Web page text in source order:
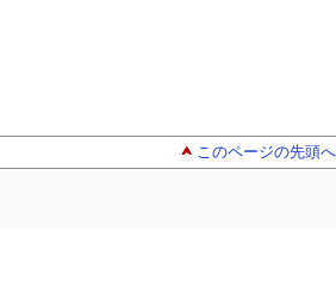
このページの先頭へ